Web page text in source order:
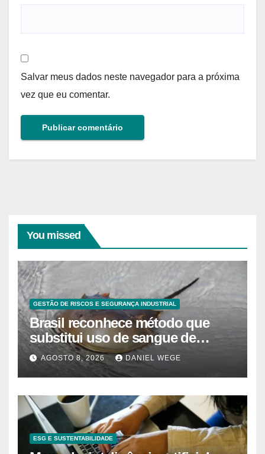
Salvar meus dados neste navegador para a próxima
vez que eu comentar.
You missed
GESTÃO DE RISCOS E SEGURANÇA INDUSTRIAL
Brasil reconhece método que
substitui uso de sangue de
caranguejo-ferradura em testes
farmacêuticos
AGOSTO 8, 2026 DANIEL WEGE
ESG E SUSTENTABILIDADE